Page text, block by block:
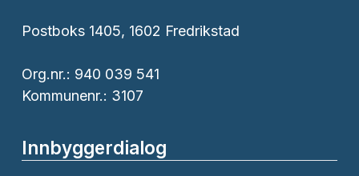
Postboks 1405, 1602 Fredrikstad
Org.nr.: 940 039 541
Kommunenr.: 3107
Innbyggerdialog